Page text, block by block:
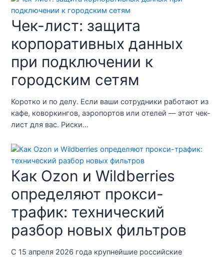
Чек-лист: защита
корпоративных данных
при подключении к
городским сетям
Коротко и по делу. Если ваши сотрудники работают из
кафе, коворкингов, аэропортов или отелей — этот чек-
лист для вас. Риски…
Как Ozon и Wildberries
определяют прокси-
трафик: технический
разбор новых фильтров
С 15 апреля 2026 года крупнейшие российские